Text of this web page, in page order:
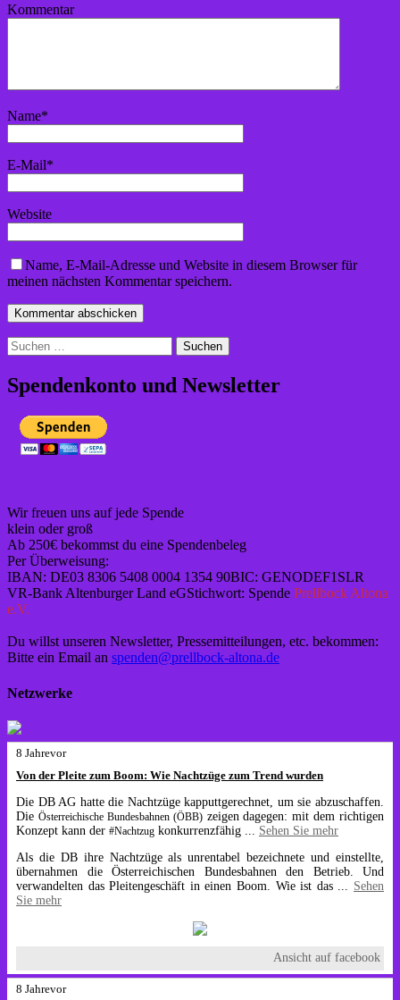
Kommentar
Name*
E-Mail*
Website
Name, E-Mail-Adresse und Website in diesem Browser für
meinen nächsten Kommentar speichern.
Suchen
nach:
Spendenkonto und Newsletter
Wir freuen uns auf jede Spende
klein oder groß
Ab 250€ bekommst du eine Spendenbeleg
Per Überweisung:
IBAN: DE03 8306 5408 0004 1354 90BIC: GENODEF1SLR
VR-Bank Altenburger Land eGStichwort: Spende Prellbock Altona
e.V.
Du willst unseren Newsletter, Pressemitteilungen, etc. bekommen:
Bitte ein Email an spenden@prellbock-altona.de
Netzwerke
8 Jahrevor
Von der Pleite zum Boom: Wie Nachtzüge zum Trend wurden
Die DB AG hatte die Nachtzüge kapputtgerechnet, um sie abzuschaffen.
Die Österreichische Bundesbahnen (ÖBB)zeigen dagegen: mit dem richtigen
Konzept kann der #Nachtzug konkurrenzfähig
Sehen Sie mehr
Als die DB ihre Nachtzüge als unrentabel bezeichnete und einstellte,
übernahmen die Österreichischen Bundesbahnen den Betrieb. Und
verwandelten das Pleitengeschäft in einen Boom. Wie ist das
Sehen
Sie mehr
Ansicht auf facebook
8 Jahrevor